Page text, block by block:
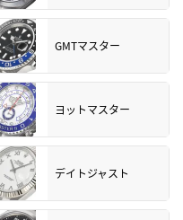
GMTマスター
ヨットマスター
デイトジャスト